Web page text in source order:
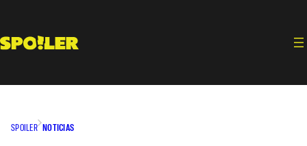
contenido
SPOILER NOTICIAS